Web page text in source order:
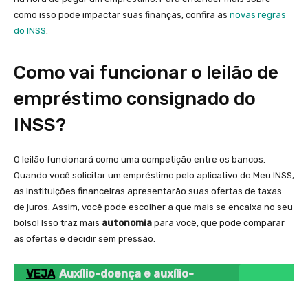
como isso pode impactar suas finanças, confira as novas regras
do INSS.
Como vai funcionar o leilão de
empréstimo consignado do
INSS?
O leilão funcionará como uma competição entre os bancos.
Quando você solicitar um empréstimo pelo aplicativo do Meu INSS,
as instituições financeiras apresentarão suas ofertas de taxas
de juros. Assim, você pode escolher a que mais se encaixa no seu
bolso! Isso traz mais autonomia para você, que pode comparar
as ofertas e decidir sem pressão.
VEJA Auxílio-doença e auxílio-